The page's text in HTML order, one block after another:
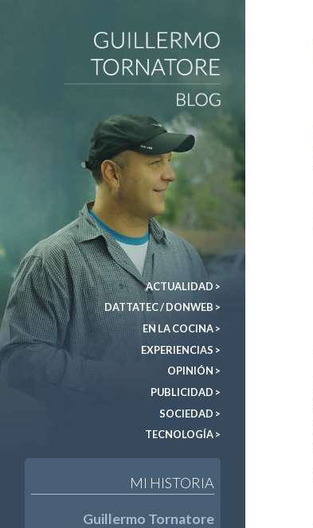
ACTUALIDAD >
DATTATEC / DONWEB >
EN LA COCINA >
EXPERIENCIAS >
OPINIÓN >
PUBLICIDAD >
SOCIEDAD >
TECNOLOGÍA >
MI HISTORIA
Guillermo Tornatore